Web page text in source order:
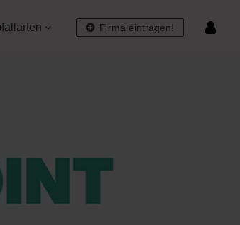
Firma eintragen!